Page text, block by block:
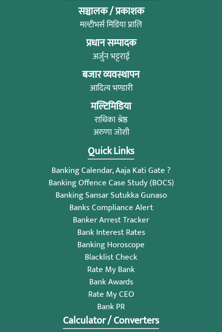
सञ्चालक / प्रकाशक
मल्टीभर्स मिडिया प्रालि
प्रधान सम्पादक
अर्जुन भट्टराई
बजार व्यवस्थापन
आदित्य भण्डारी
मल्टिमिडिया
राधिका श्रेष्ठ
अरुणा जोशी
Quick Links
Banking Calendar, Aaja Kati Gate ?
Banking Offence Case Study (BOCS)
Banking Sansar Sutukka Gunaso
Banks Compliance Alert
Banker Arrest Tracker
Bank Interest Rates
Banking Horoscope
Blacklist Check
Rate My Bank
Bank Awards
Rate My CEO
Bank PR
Calculator / Converters